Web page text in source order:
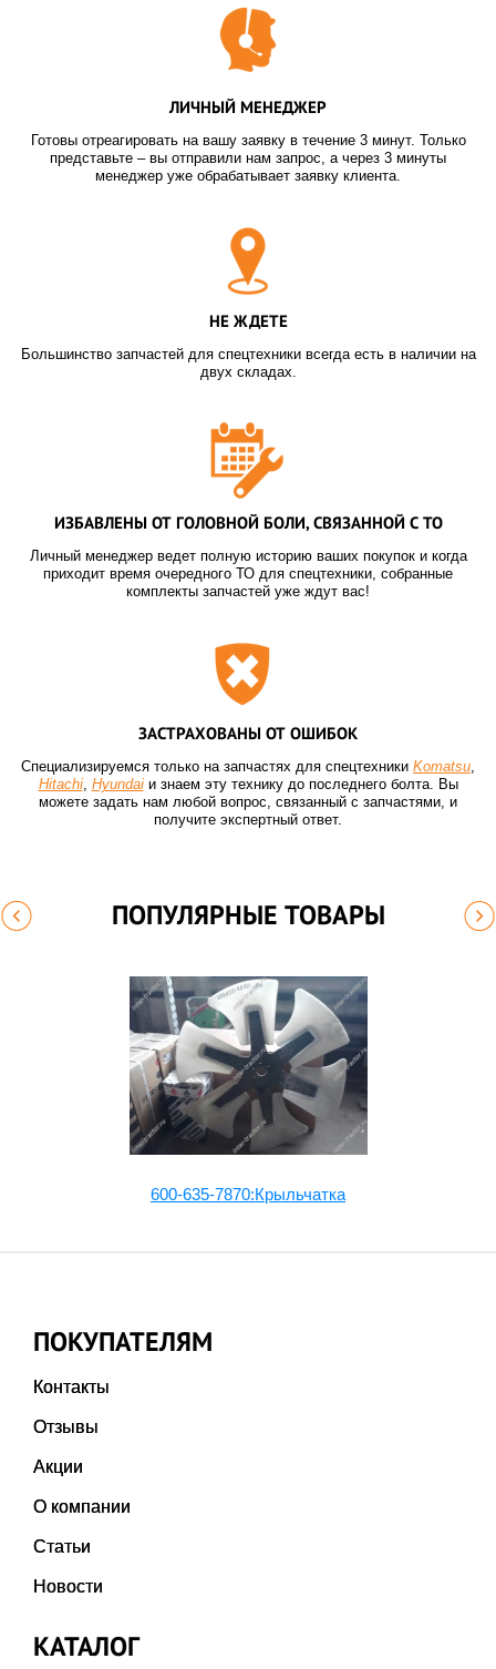
ЛИЧНЫЙ МЕНЕДЖЕР
Готовы отреагировать на вашу заявку в течение 3 минут. Только
представьте – вы отправили нам запрос, а через 3 минуты
менеджер уже обрабатывает заявку клиента.
НЕ ЖДЕТЕ
Большинство запчастей для спецтехники всегда есть в наличии на
двух складах.
ИЗБАВЛЕНЫ ОТ ГОЛОВНОЙ БОЛИ, СВЯЗАННОЙ С ТО
Личный менеджер ведет полную историю ваших покупок и когда
приходит время очередного ТО для спецтехники, собранные
комплекты запчастей уже ждут вас!
ЗАСТРАХОВАНЫ ОТ ОШИБОК
Специализируемся только на запчастях для спецтехники Komatsu,
Hitachi, Hyundaiи знаем эту технику до последнего болта. Вы
можете задать нам любой вопрос, связанный с запчастями, и
получите экспертный ответ.
ПОПУЛЯРНЫЕ ТОВАРЫ
600-635-7870:Крыльчатка
ПОКУПАТЕЛЯМ
Контакты
Отзывы
Акции
О компании
Статьи
Новости
КАТАЛОГ